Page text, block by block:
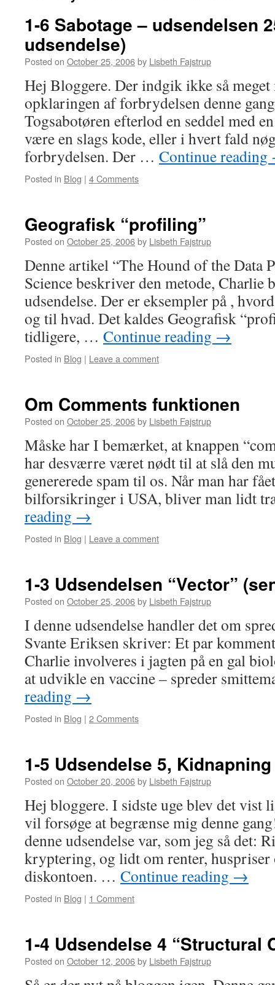
1-6 Sabotage – udsendelsen
udsendelse)
Posted on October 25, 2006by Lisbeth Fajstrup
Hej Bloggere. Der indgik ikke så
opklaringen af forbrydelsen denne
Togsabotøren efterlod en seddel med
være en slags kode, eller i hvert fald
forbrydelsen. Der … Continue reading
Posted in Blog | 4 Comments
Geografisk “profiling”
Posted on October 25, 2006by Lisbeth Fajstrup
Denne artikel “The Hound of the Data
Science beskriver den metode, Charlie
udsendelse. Der er eksempler på ,
og til hvad. Det kaldes Geografisk
tidligere, … Continue reading →
Posted in Blog | Leave a comment
Om Comments funktionen
Posted on October 25, 2006by Lisbeth Fajstrup
Måske har I bemærket, at knappen
har desværre været nødt til at slå den
genererede spam til os. Når man har
bilforsikringer i USA, bliver man lidt
reading →
Posted in Blog | Leave a comment
1-3 Udsendelsen “Vector”
Posted on October 25, 2006by Lisbeth Fajstrup
I denne udsendelse handler det om
Svante Eriksen skriver: Et par
Charlie involveres i jagten på en gal
at udvikle en vaccine – spreder
reading →
Posted in Blog | 2 Comments
1-5 Udsendelse 5, Kidnapning
Posted on October 20, 2006by Lisbeth Fajstrup
Hej bloggere. I sidste uge blev det vist
vil forsøge at begrænse mig denne
denne udsendelse var, som jeg så det:
kryptering, og lidt om renter,
diskontoen. … Continue reading →
Posted in Blog | 1 Comment
1-4 Udsendelse 4 “Structural
Posted on October 12, 2006by Lisbeth Fajstrup